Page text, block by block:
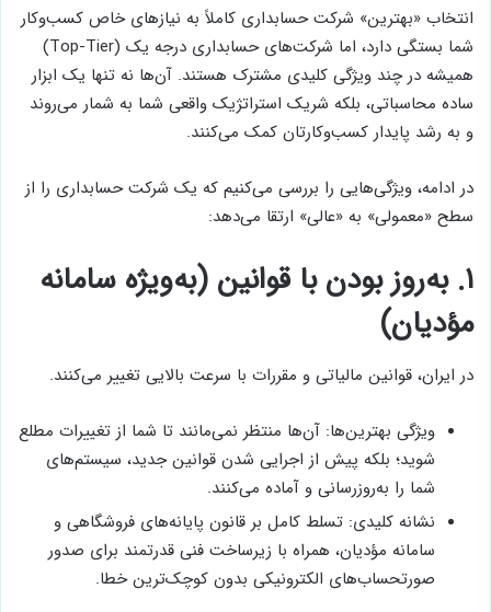
انتخاب «بهترین» شرکت حسابداری کاملاً به نیازهای خاص کسب‌وکار
شما بستگی دارد، اما شرکت‌های حسابداری درجه یک (Top-Tier)
همیشه در چند ویژگی کلیدی مشترک هستند. آن‌ها نه تنها یک ابزار
ساده محاسباتی، بلکه شریک استراتژیک واقعی شما به شمار می‌روند
و به رشد پایدار کسب‌وکارتان کمک می‌کنند.
در ادامه، ویژگی‌هایی را بررسی می‌کنیم که یک شرکت حسابداری را از
سطح «معمولی» به «عالی» ارتقا می‌دهد:
۱. به‌روز بودن با قوانین (به‌ویژه سامانه
مؤدیان)
در ایران، قوانین مالیاتی و مقررات با سرعت بالایی تغییر می‌کنند.
ویژگی بهترین‌ها: آن‌ها منتظر نمی‌مانند تا شما از تغییرات مطلع
شوید؛ بلکه پیش از اجرایی شدن قوانین جدید، سیستم‌های
شما را به‌روزرسانی و آماده می‌کنند.
نشانه کلیدی: تسلط کامل بر قانون پایانه‌های فروشگاهی و
سامانه مؤدیان، همراه با زیرساخت فنی قدرتمند برای صدور
صورتحساب‌های الکترونیکی بدون کوچک‌ترین خطا.